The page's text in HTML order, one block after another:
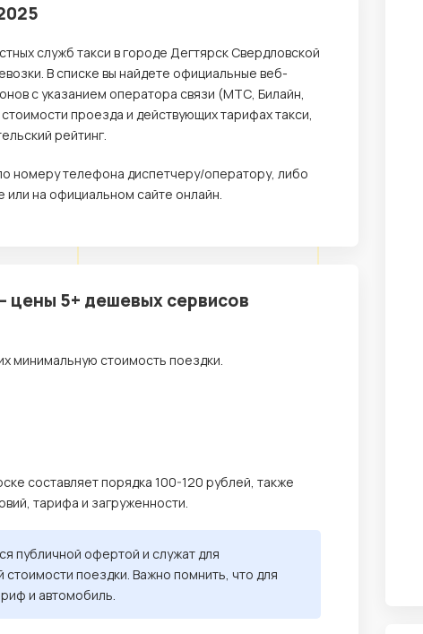
служб такси в городе Дегтярск Свердловской
В списке вы найдете официальные веб-
с указанием оператора связи (МТС, Билайн,
проезда и действующих тарифах такси,
рейтинг.
номеру телефона диспетчеру/оператору, либо
на официальном сайте онлайн.
цены 5+ дешевых сервисов
минимальную стоимость поездки.
составляет порядка 100-120 рублей, также
тарифа и загруженности.
публичной офертой и служат для
поездки. Важно помнить, что для
и автомобиль.